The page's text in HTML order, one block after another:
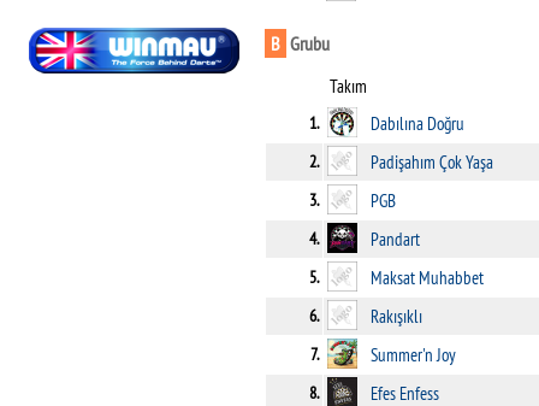
B Grubu
Takım
1. Dabılına Doğru
2. Padişahım Çok Yaşa
3. PGB
4. Pandart
5. Maksat Muhabbet
6. Rakışıklı
7. Summer'n Joy
8. Efes Enfess